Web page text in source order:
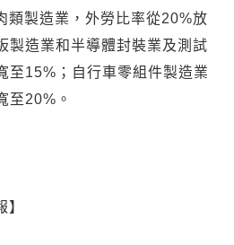
類製造業，外勞比率從20%放
製造業和半導體封裝業及測試
至15%；自行車零組件製造業
至20%。
】